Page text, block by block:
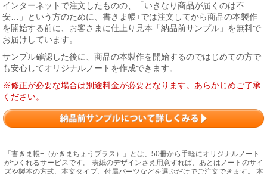
インターネットで注文したものの、「いきなり商品が届くのは不
安…」という方のために、書きま帳+では注文してから商品の本製作
を開始する前に、お客さまに仕上り見本「納品前サンプル」を無料で
お届けしています。
サンプル確認した後に、商品の本製作を開始するのではじめての方で
も安心してオリジナルノートを作成できます。
※修正が必要な場合は別途料金が必要となります。あらかじめご了承
ください。
「書きま帳+（かきまちょうプラス）」とは、50冊から手軽にオリジナルノート
がつくれるサービスです。 表紙のデザインさえ用意すれば、あとはノートのサイ
ズや製本の方式、本文タイプ、付属パーツなどを選ぶだけでご注文できます。 本